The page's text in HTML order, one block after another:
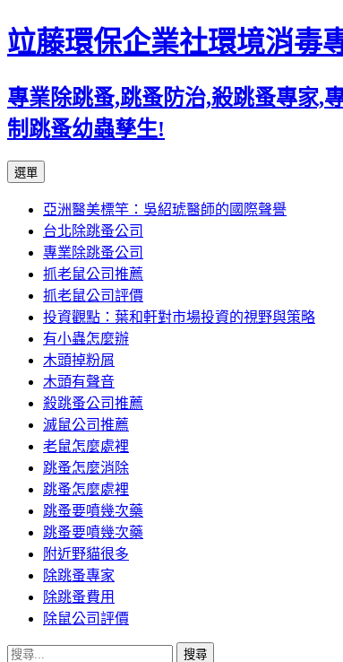
竝藤環保企業社環境消毒
專業除跳蚤,跳蚤防治,殺跳蚤專家,
制跳蚤幼蟲孳生!
選單
內
容
區
亞洲醫美標竿：吳紹琥醫師的國際聲譽
台北除跳蚤公司
專業除跳蚤公司
抓老鼠公司推薦
抓老鼠公司評價
投資觀點：葉和軒對市場投資的視野與策略
有小蟲怎麼辦
木頭掉粉屑
木頭有聲音
殺跳蚤公司推薦
滅鼠公司推薦
老鼠怎麼處裡
跳蚤怎麼消除
跳蚤怎麼處裡
跳蚤要噴幾次藥
跳蚤要噴幾次藥
附近野貓很多
除跳蚤專家
除跳蚤費用
除鼠公司評價
搜